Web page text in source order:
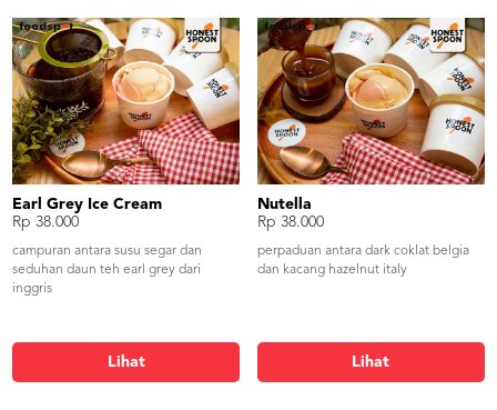
Earl Grey Ice Cream
Rp 38.000
campuran antara susu segar dan
seduhan daun teh earl grey dari
inggris
Lihat
Nutella
Rp 38.000
perpaduan antara dark coklat belgia
dan kacang hazelnut italy
Lihat